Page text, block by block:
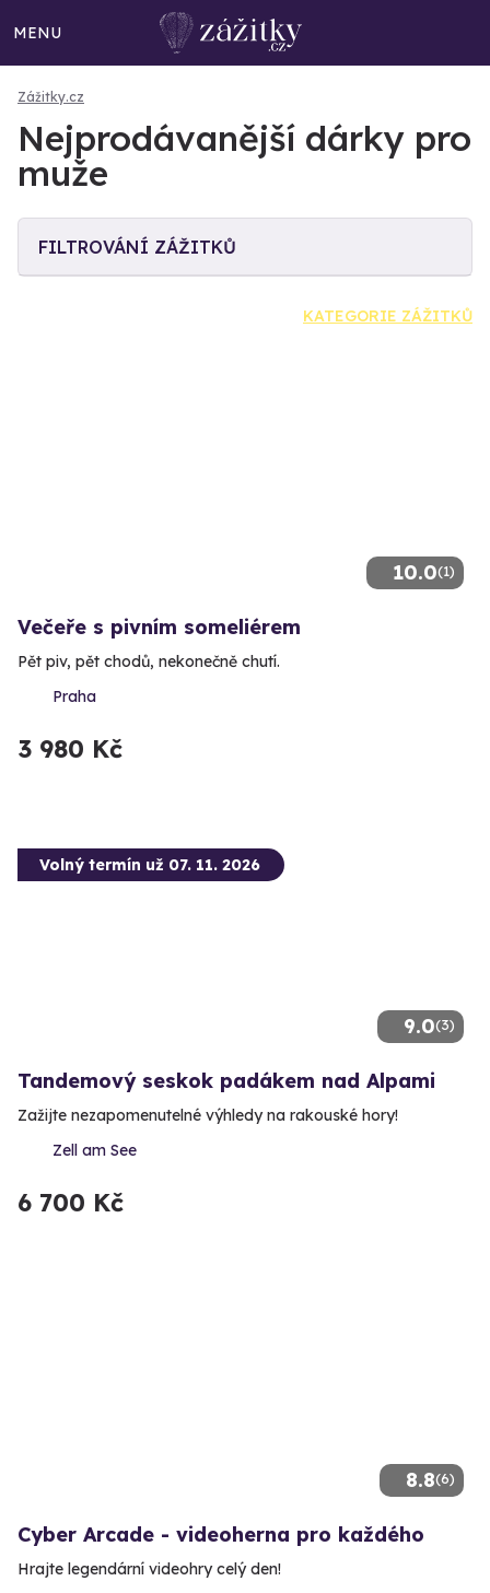
MENU
Zážitky.cz
Nejprodávanější dárky pro
muže
FILTROVÁNÍ ZÁŽITKŮ
KATEGORIE ZÁŽITKŮ
10.0(1)
Večeře s pivním someliérem
Pět piv, pět chodů, nekonečně chutí.
Praha
3 980 Kč
9.0(3)
Volný termín už 07. 11. 2026
Tandemový seskok padákem nad Alpami
Zažijte nezapomenutelné výhledy na rakouské hory!
Zell am See
6 700 Kč
8.8(6)
Cyber Arcade - videoherna pro každého
Hrajte legendární videohry celý den!